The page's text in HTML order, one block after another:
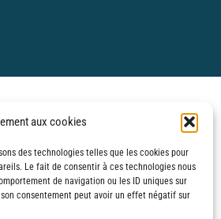
aux cookies
des technologies telles que les cookies pour
Le fait de consentir à ces technologies nous
de navigation ou les ID uniques sur
consentement peut avoir un effet négatif sur